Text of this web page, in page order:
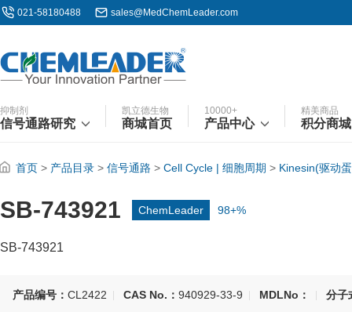
021-58180488 sales@MedChemLeader.com
抑制剂
信号通路研究
凯立德生物
商城首页
10000+
产品中心
精美商品
积分商城
首页 > 产品目录 > 信号通路 > Cell Cycle | 细胞周期 > Kinesin(驱动
SB-743921 ChemLeader 98+%
SB-743921
产品编号： CL2422 CAS No.： 940929-33-9 MDLNo： 分子